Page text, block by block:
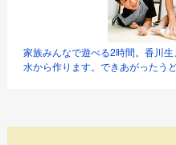
家族みんなで遊べる2時間。香川
水から作ります。できあがったう